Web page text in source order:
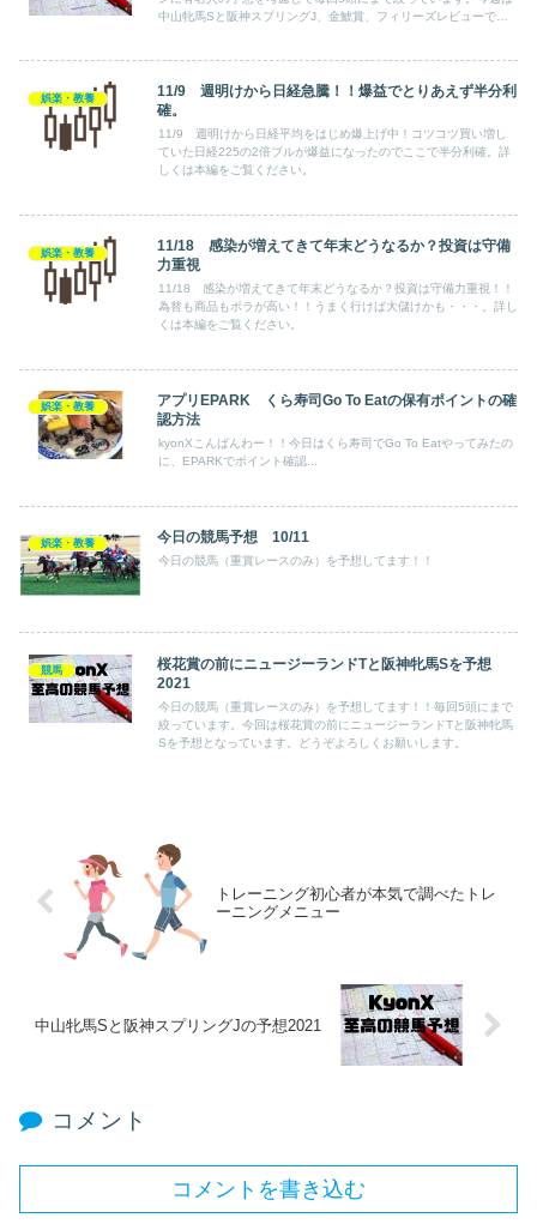
中山牝馬Sと阪神スプリングJ、金鯱賞、フィリーズレビューで
娯楽・教養
11/9 週明けから日経急騰！！爆益でとりあえず半分利
確。
11/9 週明けから日経平均をはじめ爆上げ中！コツコツ買い増し
ていた日経225の2倍ブルが爆益になったのでここで半分利確。詳
しくは本編をご覧ください。
娯楽・教養
11/18 感染が増えてきて年末どうなるか？投資は守備
力重視
11/18 感染が増えてきて年末どうなるか？投資は守備力重視！！
為替も商品もボラが高い！！うまく行けば大儲けかも・・・。詳し
くは本編をご覧ください。
娯楽・教養
アプリEPARK くら寿司Go To Eatの保有ポイントの確
認方法
kyonXこんばんわー！！今日はくら寿司でGo To Eatやってみたの
に、EPARKでポイント確認...
娯楽・教養 今日の競馬予想 10/11
今日の競馬（重賞レースのみ）を予想してます！！
競馬
桜花賞の前にニュージーランドTと阪神牝馬Sを予想
2021
今日の競馬（重賞レースのみ）を予想してます！！毎回5頭にまで
絞っています。今回は桜花賞の前にニュージーランドTと阪神牝馬
Sを予想となっています。どうぞよろしくお願いします。
トレーニング初心者が本気で調べたトレ
ーニングメニュー
中山牝馬Sと阪神スプリングJの予想2021
コメント
コメントを書き込む